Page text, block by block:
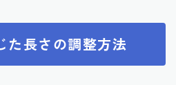
た長さの調整方法